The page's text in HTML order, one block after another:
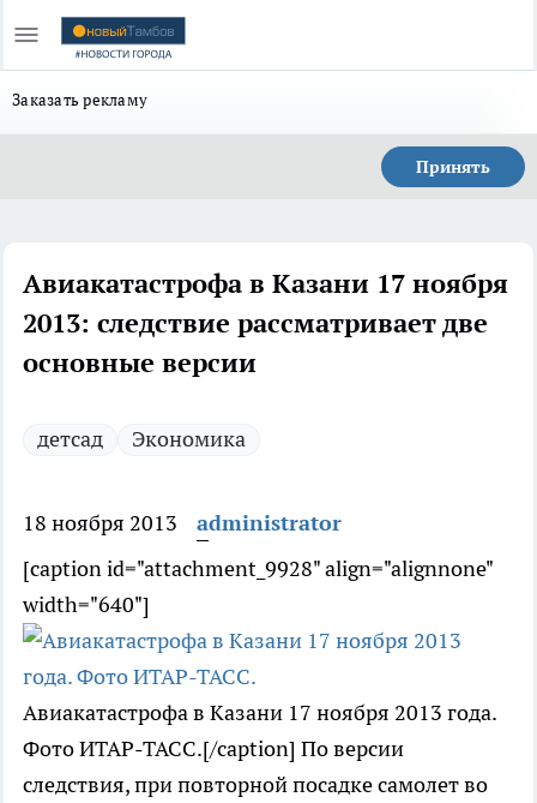
Заказать рекламу
Принять
Авиакатастрофа в Казани 17 ноября
2013: следствие рассматривает две
основные версии
детсад Экономика
18 ноября 2013
administrator
[caption id="attachment_9928" align="alignnone"
width="640"]
Авиакатастрофа в Казани 17 ноября 2013 года.
Фото ИТАР-ТАСС.[/caption] По версии
следствия, при повторной посадке самолет во